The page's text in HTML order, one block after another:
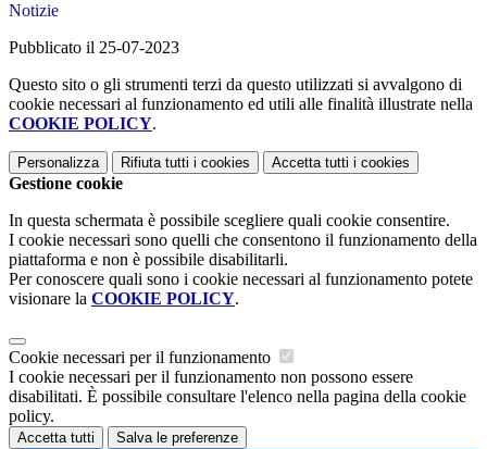
Notizie
Pubblicato il 25-07-2023
Questo sito o gli strumenti terzi da questo utilizzati si avvalgono di
cookie necessari al funzionamento ed utili alle finalità illustrate nella
COOKIE POLICY.
Personalizza Rifiuta tutti i cookies Accetta tutti i cookies
Gestione cookie
In questa schermata è possibile scegliere quali cookie consentire.
I cookie necessari sono quelli che consentono il funzionamento della
piattaforma e non è possibile disabilitarli.
Per conoscere quali sono i cookie necessari al funzionamento potete
visionare la COOKIE POLICY.
Cookie necessari per il funzionamento
I cookie necessari per il funzionamento non possono essere
disabilitati. È possibile consultare l'elenco nella pagina della cookie
policy.
Accetta tutti Salva le preferenze